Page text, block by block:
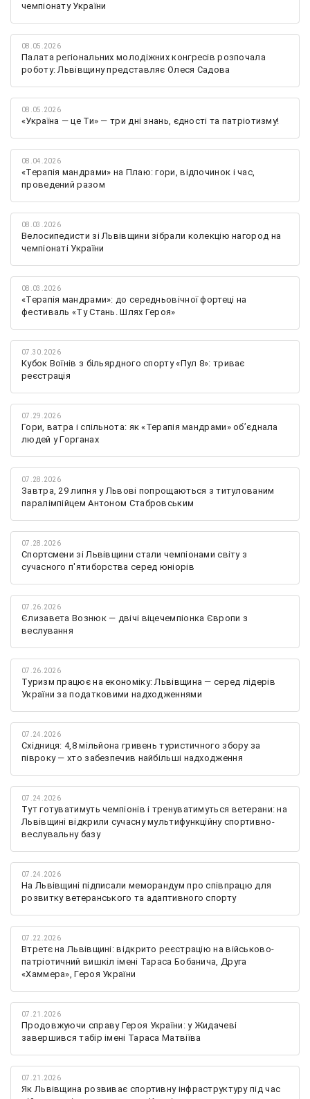
чемпіонату України
08.05.2026
Палата регіональних молодіжних конгресів розпочала
роботу: Львівщину представляє Олеся Садова
08.05.2026
«Україна — це Ти» — три дні знань, єдності та патріотизму!
08.04.2026
«Терапія мандрами» на Плаю: гори, відпочинок і час,
проведений разом
08.03.2026
Велосипедисти зі Львівщини зібрали колекцію нагород на
чемпіонаті України
08.03.2026
«Терапія мандрами»: до середньовічної фортеці на
фестиваль «Ту Стань. Шлях Героя»
07.30.2026
Кубок Воїнів з більярдного спорту «Пул 8»: триває
реєстрація
07.29.2026
Гори, ватра і спільнота: як «Терапія мандрами» об’єднала
людей у Горганах
07.28.2026
Завтра, 29 липня у Львові попрощаються з титулованим
паралімпійцем Антоном Стабровським
07.28.2026
Спортсмени зі Львівщини стали чемпіонами світу з
сучасного п'ятиборства серед юніорів
07.26.2026
Єлизавета Вознюк — двічі віцечемпіонка Європи з
веслування
07.26.2026
Туризм працює на економіку: Львівщина — серед лідерів
України за податковими надходженнями
07.24.2026
Східниця: 4,8 мільйона гривень туристичного збору за
півроку — хто забезпечив найбільші надходження
07.24.2026
Тут готуватимуть чемпіонів і тренуватимуться ветерани: на
Львівщині відкрили сучасну мультифункційну спортивно-
веслувальну базу
07.24.2026
На Львівщині підписали меморандум про співпрацю для
розвитку ветеранського та адаптивного спорту
07.22.2026
Втретє на Львівщині: відкрито реєстрацію на військово-
патріотичний вишкіл імені Тараса Бобанича, Друга
«Хаммера», Героя України
07.21.2026
Продовжуючи справу Героя України: у Жидачеві
завершився табір імені Тараса Матвіїва
07.21.2026
Як Львівщина розвиває спортивну інфраструктуру під час